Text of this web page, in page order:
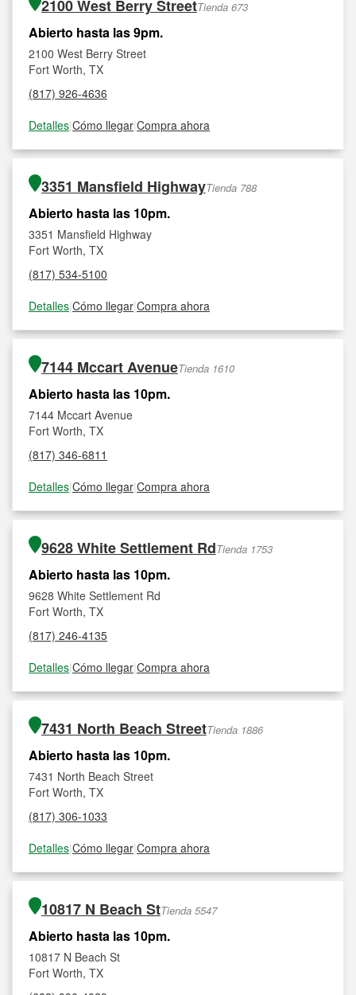
2100 West Berry StreetTienda 673
Abierto hasta las 9pm.
2100 West Berry Street
Fort Worth, TX
(817) 926-4636
Detalles|Cómo llegar|Compra ahora
3351 Mansfield HighwayTienda 788
Abierto hasta las 10pm.
3351 Mansfield Highway
Fort Worth, TX
(817) 534-5100
Detalles|Cómo llegar|Compra ahora
7144 Mccart AvenueTienda 1610
Abierto hasta las 10pm.
7144 Mccart Avenue
Fort Worth, TX
(817) 346-6811
Detalles|Cómo llegar|Compra ahora
9628 White Settlement RdTienda 1753
Abierto hasta las 10pm.
9628 White Settlement Rd
Fort Worth, TX
(817) 246-4135
Detalles|Cómo llegar|Compra ahora
7431 North Beach StreetTienda 1886
Abierto hasta las 10pm.
7431 North Beach Street
Fort Worth, TX
(817) 306-1033
Detalles|Cómo llegar|Compra ahora
10817 N Beach StTienda 5547
Abierto hasta las 10pm.
10817 N Beach St
Fort Worth, TX